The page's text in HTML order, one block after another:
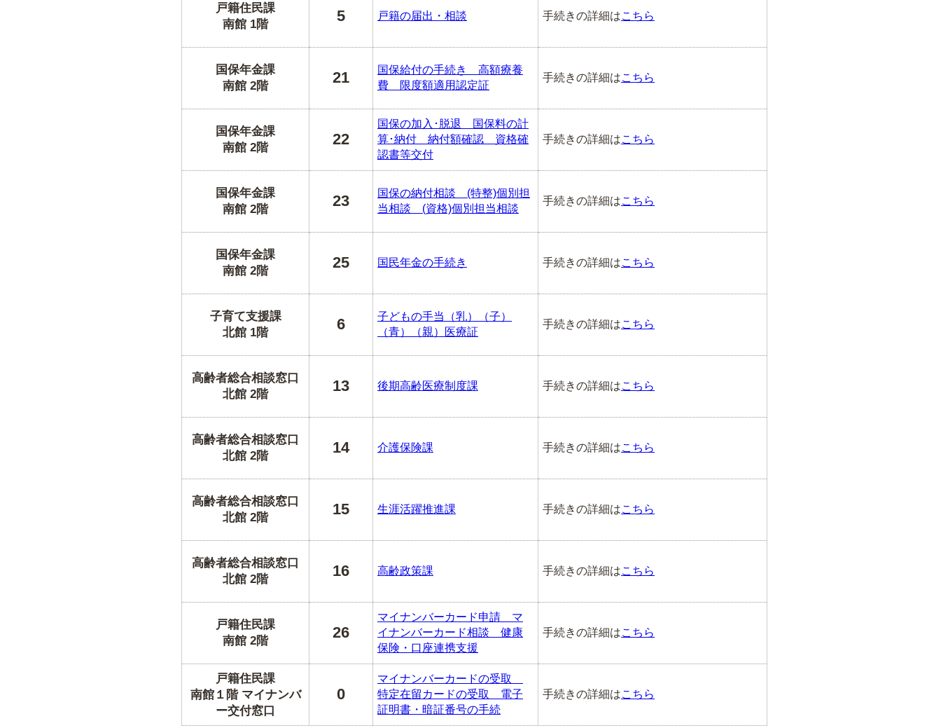
戸籍住民課
南館 1階
5 戸籍の届出・相談 手続きの詳細はこちら
国保年金課
南館 2階
21
国保給付の手続き 高額療養
費 限度額適用認定証
手続きの詳細はこちら
国保年金課
南館 2階
22
国保の加入･脱退 国保料の計
算･納付 納付額確認 資格確
認書等交付
手続きの詳細はこちら
国保年金課
南館 2階
23
国保の納付相談 (特整)個別担
当相談 (資格)個別担当相談
手続きの詳細はこちら
国保年金課
南館 2階
25 国民年金の手続き 手続きの詳細はこちら
子育て支援課
北館 1階
6
子どもの手当（乳）（子）
（青）（親）医療証
手続きの詳細はこちら
高齢者総合相談窓口
北館 2階
13 後期高齢医療制度課 手続きの詳細はこちら
高齢者総合相談窓口
北館 2階
14 介護保険課 手続きの詳細はこちら
高齢者総合相談窓口
北館 2階
15 生涯活躍推進課 手続きの詳細はこちら
高齢者総合相談窓口
北館 2階
16 高齢政策課 手続きの詳細はこちら
戸籍住民課
南館 2階
26
マイナンバーカード申請 マ
イナンバーカード相談 健康
保険・口座連携支援
手続きの詳細はこちら
戸籍住民課
南館１階 マイナンバ
ー交付窓口
0
マイナンバーカードの受取
特定在留カードの受取 電子
証明書・暗証番号の手続
手続きの詳細はこちら